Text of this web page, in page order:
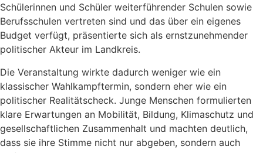
Schülerinnen und Schüler weiterführender Schulen sowie
Berufsschulen vertreten sind und das über ein eigenes
Budget verfügt, präsentierte sich als ernstzunehmender
politischer Akteur im Landkreis.
Die Veranstaltung wirkte dadurch weniger wie ein
klassischer Wahlkampftermin, sondern eher wie ein
politischer Realitätscheck. Junge Menschen formulierten
klare Erwartungen an Mobilität, Bildung, Klimaschutz und
gesellschaftlichen Zusammenhalt und machten deutlich,
dass sie ihre Stimme nicht nur abgeben, sondern auch